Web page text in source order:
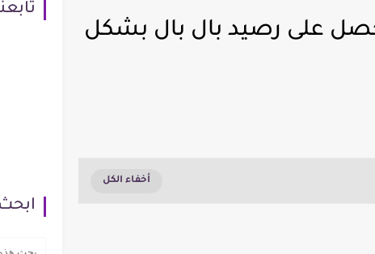
على رصيد بال بال بشكل